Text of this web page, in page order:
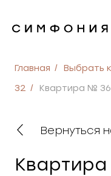
Главная Выбрать
32
Квартира №
Вернуться